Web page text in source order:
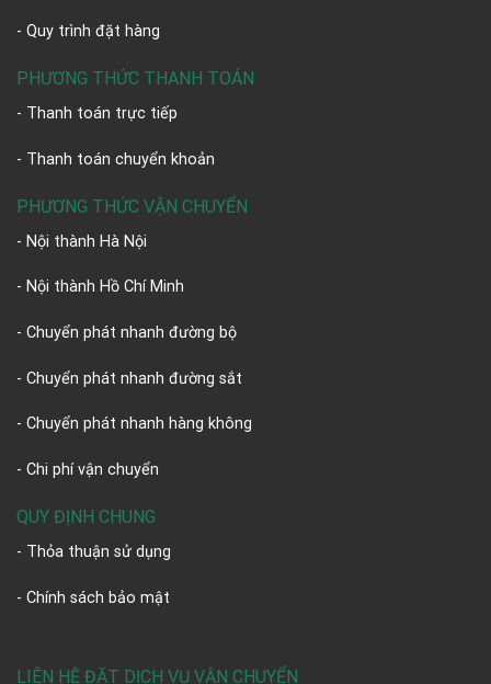
- Quy trình đặt hàng
PHƯƠNG THỨC THANH TOÁN
- Thanh toán trực tiếp
- Thanh toán chuyển khoản
PHƯƠNG THỨC VẬN CHUYỂN
- Nội thành Hà Nội
- Nội thành Hồ Chí Minh
- Chuyển phát nhanh đường bộ
- Chuyển phát nhanh đường sắt
- Chuyển phát nhanh hàng không
- Chi phí vận chuyển
QUY ĐỊNH CHUNG
- Thỏa thuận sử dụng
- Chính sách bảo mật
LIÊN HỆ ĐẶT DỊCH VỤ VẬN CHUYỂN